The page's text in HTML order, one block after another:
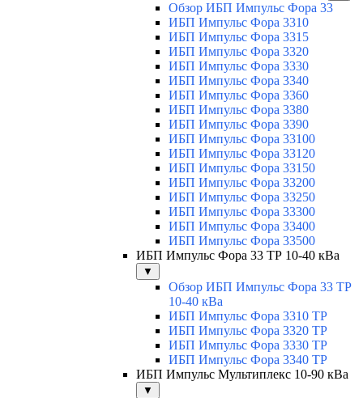
Обзор ИБП Импульс Фора 33
ИБП Импульс Фора 3310
ИБП Импульс Фора 3315
ИБП Импульс Фора 3320
ИБП Импульс Фора 3330
ИБП Импульс Фора 3340
ИБП Импульс Фора 3360
ИБП Импульс Фора 3380
ИБП Импульс Фора 3390
ИБП Импульс Фора 33100
ИБП Импульс Фора 33120
ИБП Импульс Фора 33150
ИБП Импульс Фора 33200
ИБП Импульс Фора 33250
ИБП Импульс Фора 33300
ИБП Импульс Фора 33400
ИБП Импульс Фора 33500
ИБП Импульс Фора 33 ТР 10-40 кВа
▼
Обзор ИБП Импульс Фора 33 ТР
10-40 кВа
ИБП Импульс Фора 3310 ТР
ИБП Импульс Фора 3320 ТР
ИБП Импульс Фора 3330 ТР
ИБП Импульс Фора 3340 ТР
ИБП Импульс Мультиплекс 10-90 кВа
▼